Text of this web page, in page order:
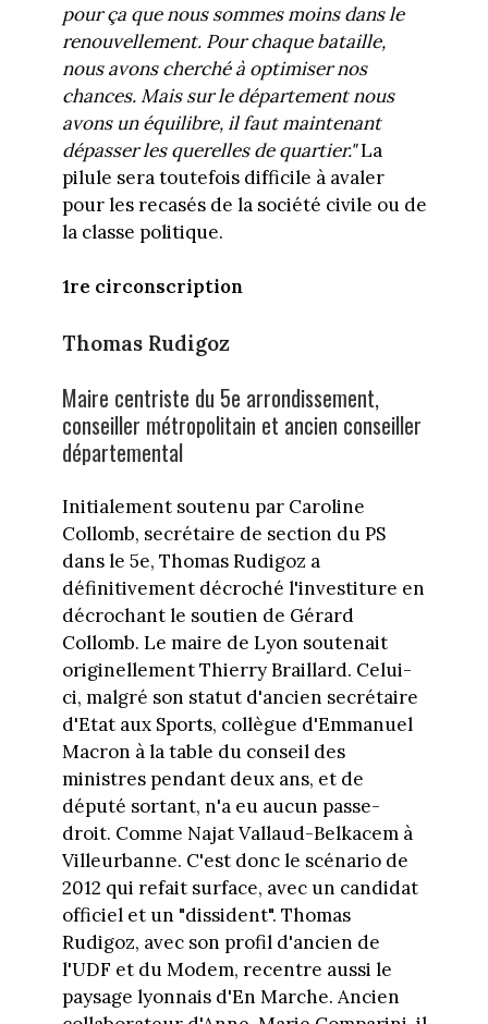
pour ça que nous sommes moins dans le
renouvellement. Pour chaque bataille,
nous avons cherché à optimiser nos
chances. Mais sur le département nous
avons un équilibre, il faut maintenant
dépasser les querelles de quartier."La
pilule sera toutefois difficile à avaler
pour les recasés de la société civile ou de
la classe politique.
1re circonscription
Thomas Rudigoz
Maire centriste du 5e arrondissement,
conseiller métropolitain et ancien conseiller
départemental
Initialement soutenu par Caroline
Collomb, secrétaire de section du PS
dans le 5e, Thomas Rudigoz a
définitivement décroché l'investiture en
décrochant le soutien de Gérard
Collomb. Le maire de Lyon soutenait
originellement Thierry Braillard. Celui-
ci, malgré son statut d'ancien secrétaire
d'Etat aux Sports, collègue d'Emmanuel
Macron à la table du conseil des
ministres pendant deux ans, et de
député sortant, n'a eu aucun passe-
droit. Comme Najat Vallaud-Belkacem à
Villeurbanne. C'est donc le scénario de
2012 qui refait surface, avec un candidat
officiel et un "dissident". Thomas
Rudigoz, avec son profil d'ancien de
l'UDF et du Modem, recentre aussi le
paysage lyonnais d'En Marche. Ancien